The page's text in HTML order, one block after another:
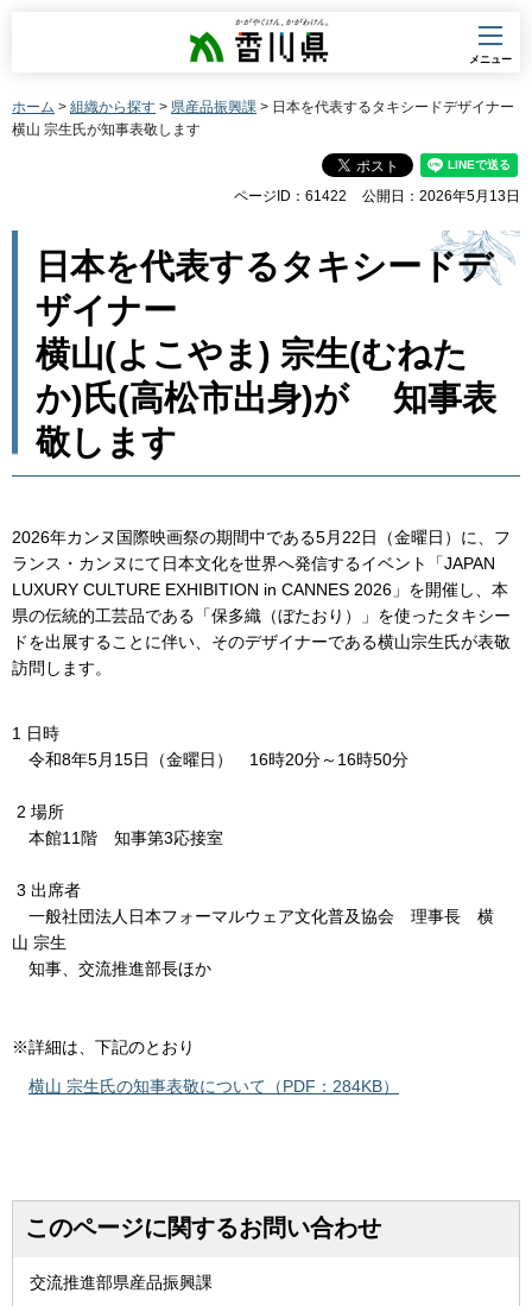
香川県
メニュー
ホーム > 組織から探す > 県産品振興課 > 日本を代表するタキシードデザイナー
横山 宗生氏が知事表敬します
ページID：61422 公開日：2026年5月13日
日本を代表するタキシードデ
ザイナー
横山(よこやま) 宗生(むねた
か)氏(高松市出身)が 知事表
敬します
2026年カンヌ国際映画祭の期間中である5月22日（金曜日）に、フ
ランス・カンヌにて日本文化を世界へ発信するイベント「JAPAN
LUXURY CULTURE EXHIBITION in CANNES 2026」を開催し、本
県の伝統的工芸品である「保多織（ぼたおり）」を使ったタキシー
ドを出展することに伴い、そのデザイナーである横山宗生氏が表敬
訪問します。
1 日時
令和8年5月15日（金曜日） 16時20分～16時50分
2 場所
本館11階 知事第3応接室
3 出席者
一般社団法人日本フォーマルウェア文化普及協会 理事長 横
山 宗生
知事、交流推進部長ほか
※詳細は、下記のとおり
横山 宗生氏の知事表敬について（PDF：284KB）
このページに関するお問い合わせ
交流推進部県産品振興課